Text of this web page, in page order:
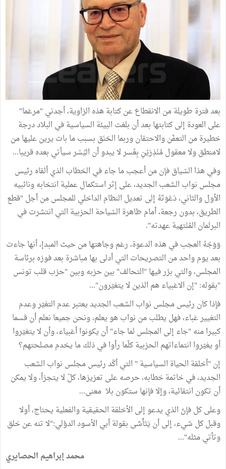
بعد فترة طويلة من الانقطاع عن كتابة هذه الزاوية، أجدني "مرغما"
على العودة إلى كتابتها بعد أن بلغت البيئة السياسية في البلاد درجة
خطيرة من التعفّن والاحتقان وربما الحَنَق بسبب ما بات يرين عليها من
لامنطق ولا معقول مُنْذِرَيْنِ بِعُسر لا يبدو أن اليُسْر سيأتي بعده قريبا...
وفي هذا السّياق فإن من أعجب ما جاء في الخطاب الذي ألقاه رئيس
مجلس نواب الشعب الجديد، على إثر استكمال عملية انتخابه ونائبيه
الأول والثاني، دَعْوَتَهُ إلى تعديل النظام الداخلي للمجلس من أجل "قطع
الطريق، بدون رجعة، أمام ظاهرة السّياحة الحزبية التي انتشرت في
البرلمان المُنْتهية عهدته".
وَوَجْهُ العجب في هذه الدعوة، رغم وجاهتها من حيث المبدإ، أنها جاءت
بعد يوم واحد من التصريحات التي أدلى بها مباشرة بعد فوزه برئاسة
المجلس، والتي برّر فيها "التحالف" بين حزبه وبين "حزب قلب تونس
"بقوله: "إن الاغبياء هم الذين لا يتغيّرون"...
فإذا كان رئيس مجلس نواب الشعب الجديد يعتبر عدم التغيّر وعدم
التغيير غباء، فهل يطلب من نواب هو يعلم، ونحن جميعا نعلم أن قسما
كبيرا منه "جاء إلى المجلس لما جاء" أن يكونوا أغبياء، وأن لا يتغيّروا
أو يغيّروا انتماءاتهم الحزبية كلّما رأوا في ذلك ما يخدم مصلحتهم؟
إن "أخلقة الحياة السياسية " التي أكّد رئيس مجلس نواب الشعب
الجديد، في خاتمة خطابه، حرصه على تعزيزها، كلّ لا يتجزأ، ولا يمكن
أن تكون انتقائية، وإلا فإنها ستكون بلا معنى...
وعلى كل فإنّ الذي يدعو إلى الأخلقة الحقيقية والفعلية يحتاج، أولا
وقبل كل شيء، إلى أن يَتَأَسَّى بقولة أبي الأسود الدؤلي:"لا تنه عن خلق
وتأتي مثله"...
محمد إبراهيم الحصايري